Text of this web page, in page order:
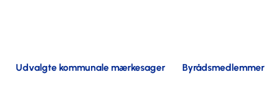
Udvalgte kommunale mærkesager Byrådsmedlemmer